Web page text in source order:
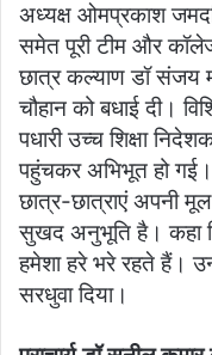
अध्यक्ष ओमप्रकाश
समेत पूरी टीम और
छात्र कल्याण डॉ संजय
चौहान को बधाई दी।
पधारी उच्च शिक्षा
पहुंचकर अभिभूत हो गई।
छात्र-छात्राएं अपनी
सुखद अनुभूति है। कहा
हमेशा हरे भरे रहते हैं।
सरधुवा दिया।